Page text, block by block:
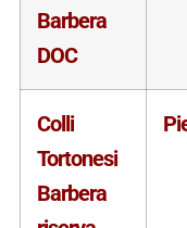
Barbera
DOC
Colli
Tortonesi
Barbera